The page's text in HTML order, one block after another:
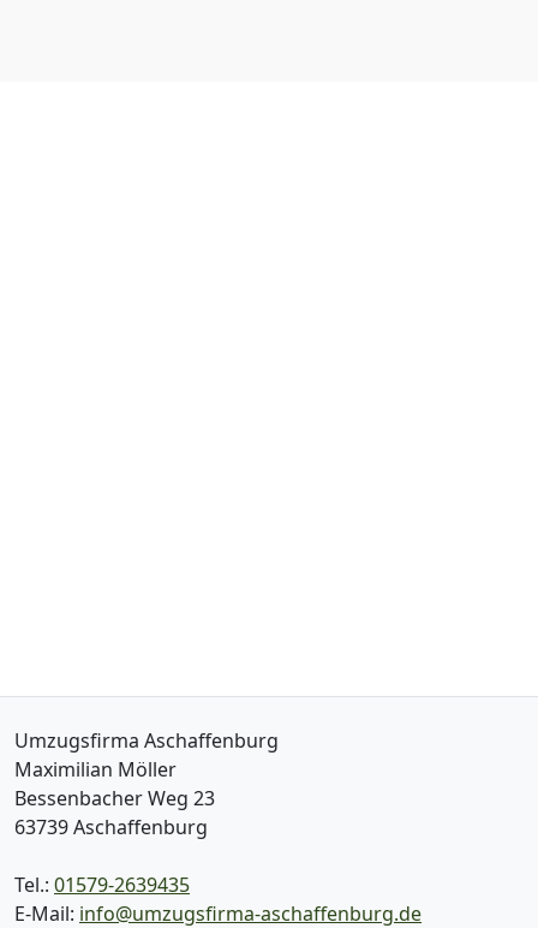
Umzugsfirma Aschaffenburg
Maximilian Möller
Bessenbacher Weg 23
63739Aschaffenburg
Tel.: 01579-2639435
E-Mail: info@umzugsfirma-aschaffenburg.de